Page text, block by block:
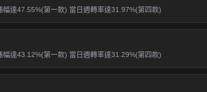
達47.55%(第一款) 當日週轉率達31.97%(第四款)
達43.12%(第一款) 當日週轉率達31.29%(第四款)